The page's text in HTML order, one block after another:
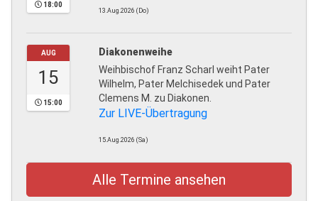
18:00
13.Aug.2026 (Do)
AUG
15
15:00
Diakonenweihe
Weihbischof Franz Scharl weiht Pater
Wilhelm, Pater Melchisedek und Pater
Clemens M. zu Diakonen.
Zur LIVE-Übertragung
15.Aug.2026 (Sa)
Alle Termine ansehen